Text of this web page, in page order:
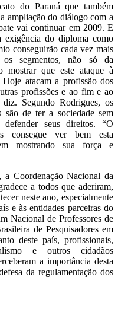
do Paraná que também
ampliação do diálogo com a
vai continuar em 2009. E
exigência do diploma como
conseguirão cada vez mais
segmentos, não só da
mostrar que este ataque à
atacam a profissão dos
profissões e ao fim e ao
Segundo Rodrigues, os
são de ter a sociedade sem
seus direitos. “O
consegue ver bem esta
mostrando sua força e
Coordenação Nacional da
a todos que aderiram,
neste ano, especialmente
e às entidades parceiras do
Nacional de Professores de
de Pesquisadores em
deste país, profissionais,
e outros cidadãos
a importância desta
da regulamentação dos